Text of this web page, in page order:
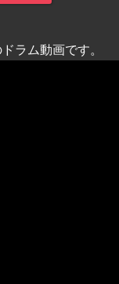
ラム動画です。